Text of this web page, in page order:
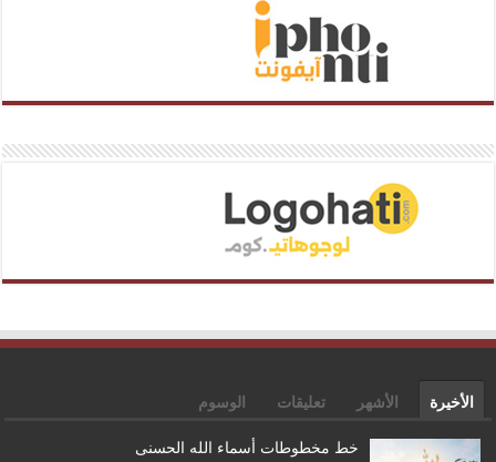
الأخيرة الأشهر تعليقات الوسوم
خط مخطوطات أسماء الله الحسنى